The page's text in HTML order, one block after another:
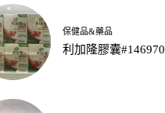
保健品&藥品
利加隆膠囊#146970